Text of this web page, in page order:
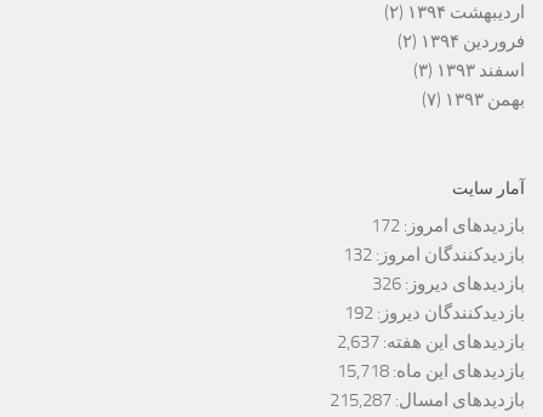
اردیبهشت ۱۳۹۴
(۲)
فروردین ۱۳۹۴
(۲)
اسفند ۱۳۹۳
(۳)
بهمن ۱۳۹۳
(۷)
آمار سایت
بازدیدهای امروز: 172
بازدیدکنندگان امروز: 132
بازدیدهای دیروز: 326
بازدیدکنندگان دیروز: 192
بازدیدهای این هفته: 2,637
بازدیدهای این ماه: 15,718
بازدیدهای امسال: 215,287